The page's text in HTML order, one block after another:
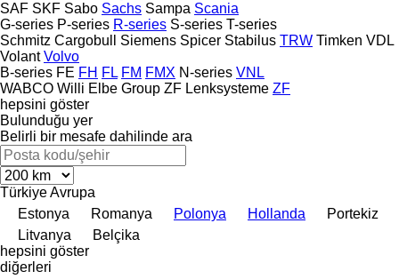
SAF SKF Sabo Sachs Sampa Scania
G-series P-series R-series S-series T-series
Schmitz Cargobull
Siemens Spicer Stabilus TRW Timken VDL
Volant Volvo
B-series FE FH FL FM FMX N-series VNL
WABCO Willi Elbe Group ZF Lenksysteme ZF
hepsini göster
Bulunduğu yer
Belirli bir mesafe dahilinde ara
TürkiyeAvrupa
Estonya
Romanya Polonya Hollanda
Portekiz
Litvanya
Belçika
hepsini göster
diğerleri